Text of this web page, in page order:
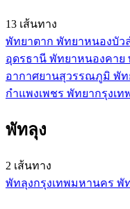
13 เส้นทาง
พัทยาตาก พัทยาหนองบัว
อุดรธานี พัทยาหนองคาย
อากาศยานสุวรรณภูมิ พัท
กำแพงเพชร พัทยากรุงเ
พัทลุง
2 เส้นทาง
พัทลุงกรุงเทพมหานคร พั